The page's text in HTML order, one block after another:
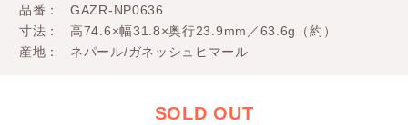
品番
GAZR-NP0636
寸法
高74.6×幅31.8×奥行23.9mm／63.6g（約）
産地
ネパール/ガネッシュヒマール
SOLD OUT